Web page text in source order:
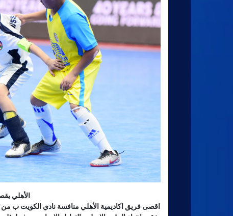
الأهلي
اقصى فريق اكاديمية الأهلي منافسة نادي الكويت ب من